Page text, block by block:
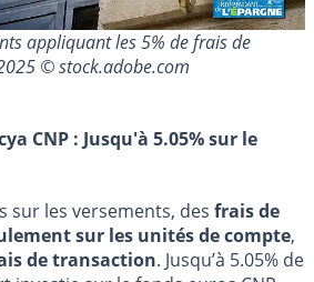
appliquant les 5% de frais de
© stock.adobe.com
CNP : Jusqu'à 5.05% sur le
sur les versements, des frais de
sur les unités de compte,
de transaction. Jusqu’à 5.05% de